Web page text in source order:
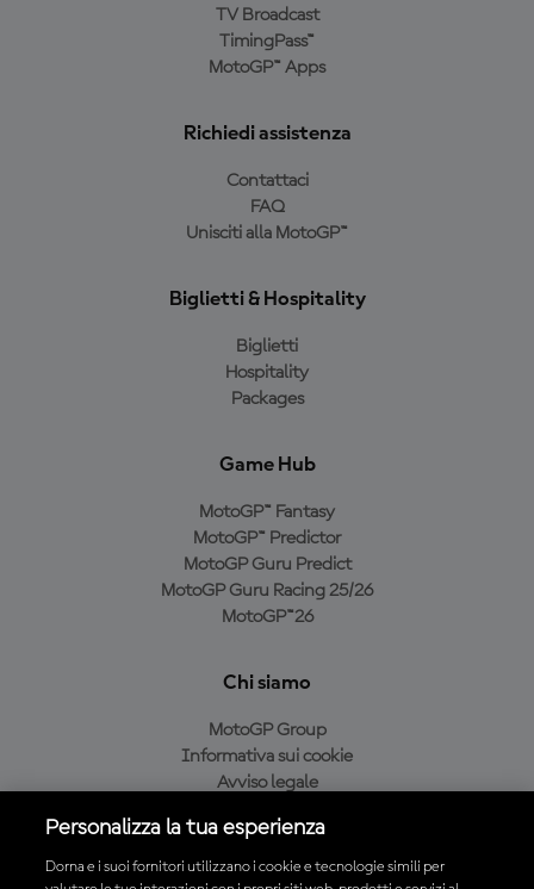
TV Broadcast
TimingPass™
MotoGP™ Apps
Richiedi assistenza
Contattaci
FAQ
Unisciti alla MotoGP™
Biglietti & Hospitality
Biglietti
Hospitality
Packages
Game Hub
MotoGP™ Fantasy
MotoGP™ Predictor
MotoGP Guru Predict
MotoGP Guru Racing 25/26
MotoGP™26
Chi siamo
MotoGP Group
Informativa sui cookie
Avviso legale
Condizioni di acquisto
Personalizza la tua esperienza
Dorna e i suoi fornitori utilizzano i cookie e tecnologie simili per